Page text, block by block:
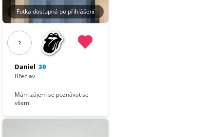
Fotka dostupná po přihlášení
?
Daniel 30
Břeclav
Mám zájem se poznávat se
všemi